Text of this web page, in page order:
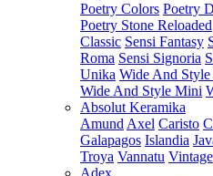
Poetry Colors Poetry
Poetry Stone Reloaded
Classic Sensi Fantasy
Roma Sensi Signoria
Unika Wide And
Wide And Style Mini
Absolut Keramika
Amund Axel Caristo
Galapagos Islandia
Troya Vannatu Vintage